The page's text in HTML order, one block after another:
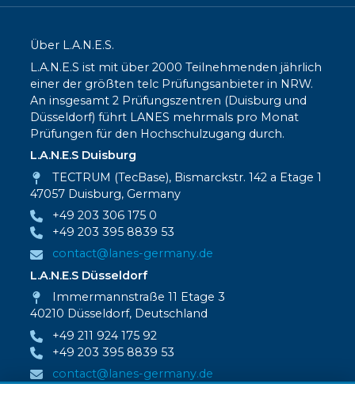
Über L.A.N.E.S.
L.A.N.E.S ist mit über 2000 Teilnehmenden jährlich
einer der größten telc Prüfungsanbieter in NRW.
An insgesamt 2 Prüfungszentren (Duisburg und
Düsseldorf) führt LANES mehrmals pro Monat
Prüfungen für den Hochschulzugang durch.
L.A.N.E.S Duisburg
TECTRUM (TecBase), Bismarckstr. 142 a Etage 1
47057 Duisburg, Germany
+49 203 306 175 0
+49 203 395 8839 53
contact@lanes-germany.de
L.A.N.E.S Düsseldorf
Immermannstraße 11 Etage 3
40210 Düsseldorf, Deutschland
+49 211 924 175 92
+49 203 395 8839 53
contact@lanes-germany.de